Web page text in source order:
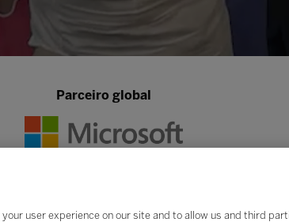
Parceiro global
de Jornada Bett 2026
user experience on our site and to allow us and third